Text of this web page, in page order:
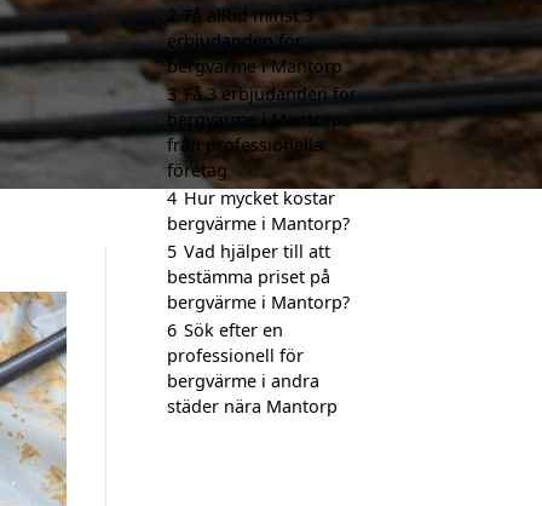
2 Få alltid minst 3
erbjudanden för
bergvärme i Mantorp
3 Få 3 erbjudanden för
bergvärme i Mantorp
från professionella
företag
4 Hur mycket kostar
bergvärme i Mantorp?
5 Vad hjälper till att
bestämma priset på
bergvärme i Mantorp?
6 Sök efter en
professionell för
bergvärme i andra
städer nära Mantorp